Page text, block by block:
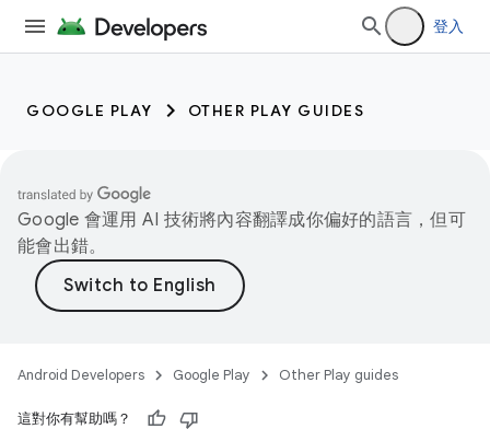
登入
GOOGLE PLAY OTHER PLAY GUIDES
Google 會運用 AI 技術將內容翻譯成你偏好的語言，但可
能會出錯。
Android Developers Google Play Other Play guides
這對你有幫助嗎？